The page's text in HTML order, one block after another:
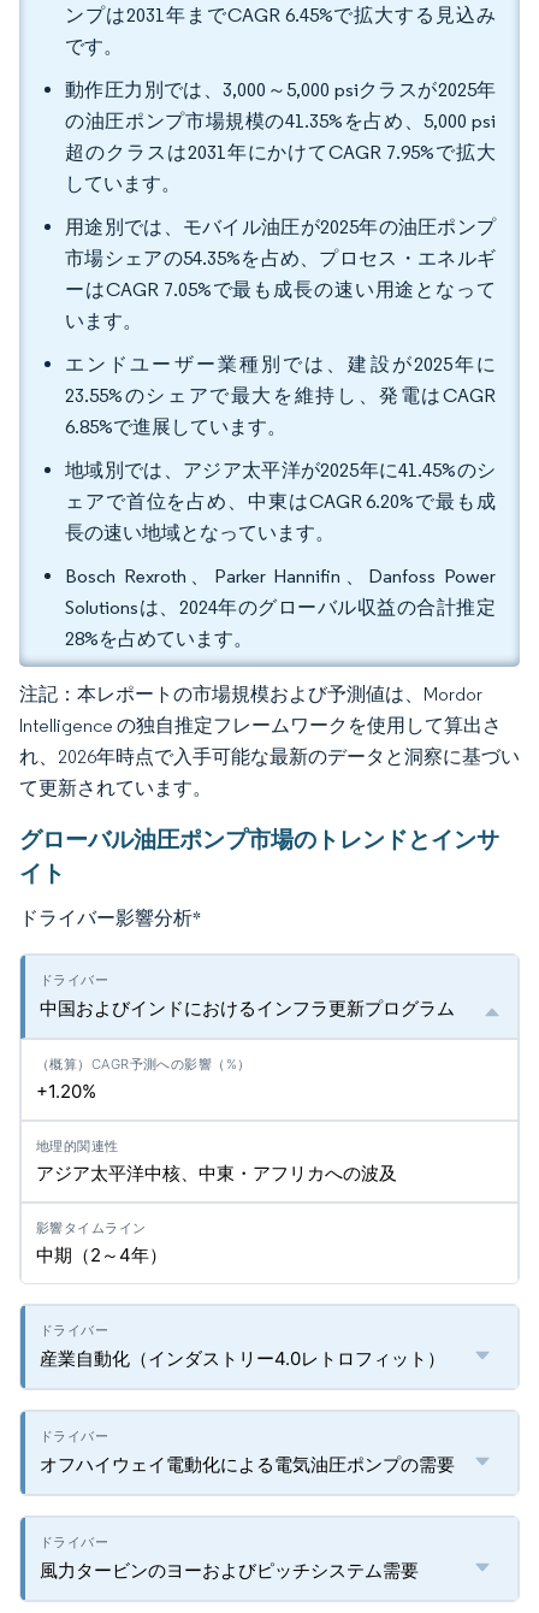
ンプは2031年までCAGR 6.45%で拡大する見込み
です。
動作圧力別では、3,000～5,000 psiクラスが2025年
の油圧ポンプ市場規模の41.35%を占め、5,000 psi
超のクラスは2031年にかけてCAGR 7.95%で拡大
しています。
用途別では、モバイル油圧が2025年の油圧ポンプ
市場シェアの54.35%を占め、プロセス・エネルギ
ーはCAGR 7.05%で最も成長の速い用途となって
います。
エンドユーザー業種別では、建設が2025年に
23.55%のシェアで最大を維持し、発電はCAGR
6.85%で進展しています。
地域別では、アジア太平洋が2025年に41.45%のシ
ェアで首位を占め、中東はCAGR 6.20%で最も成
長の速い地域となっています。
Bosch Rexroth、Parker Hannifin、Danfoss Power
Solutionsは、2024年のグローバル収益の合計推定
28%を占めています。
注記：本レポートの市場規模および予測値は、Mordor
Intelligence の独自推定フレームワークを使用して算出さ
れ、2026年時点で入手可能な最新のデータと洞察に基づい
て更新されています。
グローバル油圧ポンプ市場のトレンドとインサ
イト
ドライバー影響分析*
中国およびインドにおけるインフラ更新プログラム
+1.20%
アジア太平洋中核、中東・アフリカへの波及
中期（2～4年）
産業自動化（インダストリー4.0レトロフィット）
オフハイウェイ電動化による電気油圧ポンプの需要
風力タービンのヨーおよびピッチシステム需要